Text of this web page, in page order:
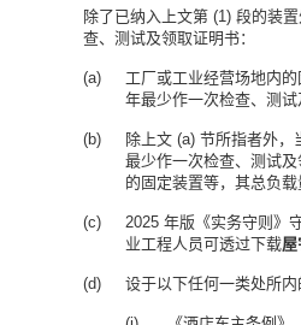
除了已纳入上文第 (1) 段的装
查、测试及领取证明书：
工厂或工业经营场地内
年最少作一次检查、测试
除上文 (a) 节所指者外
最少作一次检查、测试
的固定装置等，其总负载
2025 年版《实务守则》
业工程人员可透过下载
设于以下任何一类处所内